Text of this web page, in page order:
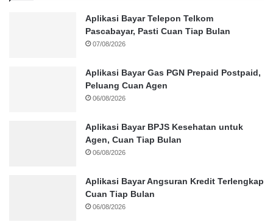
Aplikasi Bayar Telepon Telkom
Pascabayar, Pasti Cuan Tiap Bulan
07/08/2026
Aplikasi Bayar Gas PGN Prepaid Postpaid,
Peluang Cuan Agen
06/08/2026
Aplikasi Bayar BPJS Kesehatan untuk
Agen, Cuan Tiap Bulan
06/08/2026
Aplikasi Bayar Angsuran Kredit Terlengkap
Cuan Tiap Bulan
06/08/2026